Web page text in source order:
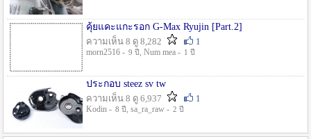
คุ้ยแคะแกะรอก G-Max Ryujin [Part.2]
ความเห็น 8 ดู 8,282
1
morn2516 - 9 ปี , Num mea - 1 ปี
ประกอบ steez sv tw
ความเห็น 8 ดู 6,937
1
Kodin - 8 ปี , sa_ra_raw - 2 ปี